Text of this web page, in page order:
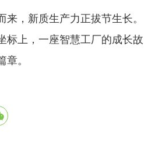
来，新质生产力正拔节生长。
标上，一座智慧工厂的成长故
。